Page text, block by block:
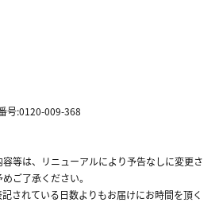
号:0120-009-368
等は、リニューアルにより予告なしに変更さ
ご了承ください。
されている日数よりもお届けにお時間を頂く